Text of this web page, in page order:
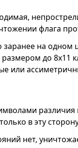
флага
на одном
до 8x11
или
различия
в эту
нет,